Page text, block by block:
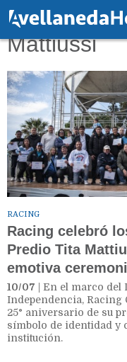
Tag: Predio
Mattiussi
RACING
Racing celebró
Predio Tita
emotiva
10/07 | En el marco del
Independencia, Racing
25° aniversario de su
símbolo de identidad y
institución.